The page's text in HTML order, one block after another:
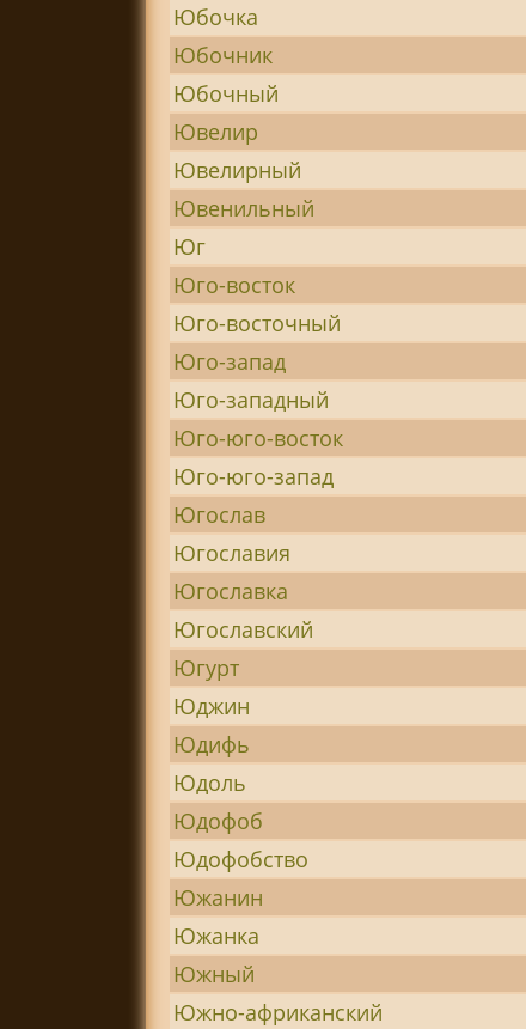
Юбочка
Юбочник
Юбочный
Ювелир
Ювелирный
Ювенильный
Юг
Юго-восток
Юго-восточный
Юго-запад
Юго-западный
Юго-юго-восток
Юго-юго-запад
Югослав
Югославия
Югославка
Югославский
Югурт
Юджин
Юдифь
Юдоль
Юдофоб
Юдофобство
Южанин
Южанка
Южный
Южно-африканский